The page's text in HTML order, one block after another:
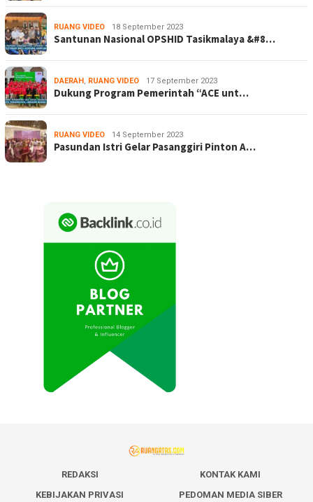
RUANG VIDEO 18 September 2023
Santunan Nasional OPSHID Tasikmalaya &#8…
DAERAH , RUANG VIDEO 17 September 2023
Dukung Program Pemerintah “ACE unt…
RUANG VIDEO 14 September 2023
Pasundan Istri Gelar Pasanggiri Pinton A…
REDAKSI
KONTAK KAMI
KEBIJAKAN PRIVASI
PEDOMAN MEDIA SIBER